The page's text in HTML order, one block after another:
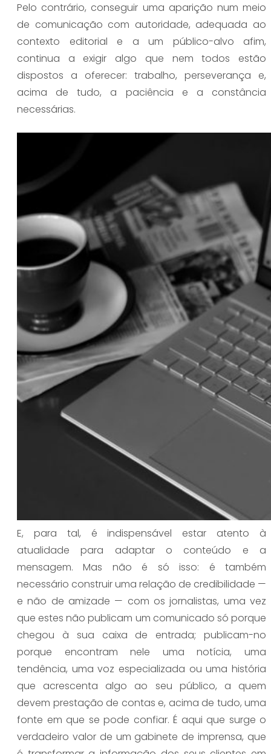
Pelo contrário, conseguir uma aparição num meio
de comunicação com autoridade, adequada ao
contexto editorial e a um público-alvo afim,
continua a exigir algo que nem todos estão
dispostos a oferecer: trabalho, perseverança e,
acima de tudo, a paciência e a constância
necessárias.
E, para tal, é indispensável estar atento à
atualidade para adaptar o conteúdo e a
mensagem. Mas não é só isso: é também
necessário construir uma relação de credibilidade —
e não de amizade — com os jornalistas, uma vez
que estes não publicam um comunicado só porque
chegou à sua caixa de entrada; publicam-no
porque encontram nele uma notícia, uma
tendência, uma voz especializada ou uma história
que acrescenta algo ao seu público, a quem
devem prestação de contas e, acima de tudo, uma
fonte em que se pode confiar. É aqui que surge o
verdadeiro valor de um gabinete de imprensa, que